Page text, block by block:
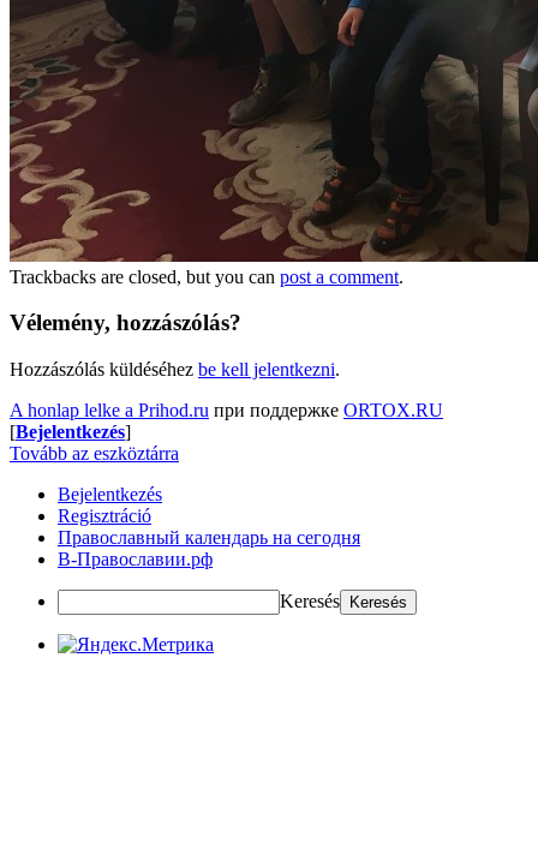
Trackbacks are closed, but you can post a comment.
Vélemény, hozzászólás?
Hozzászólás küldéséhez be kell jelentkezni.
A honlap lelke a Prihod.ru при поддержке ORTOX.RU
[Bejelentkezés]
Tovább az eszköztárra
Bejelentkezés
Regisztráció
Православный календарь на сегодня
В-Православии.рф
Keresés